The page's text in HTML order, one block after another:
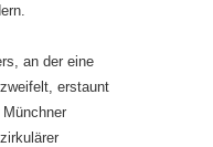
an der eine
erstaunt